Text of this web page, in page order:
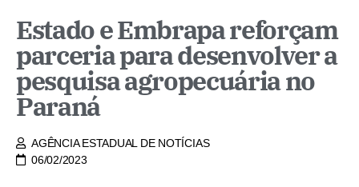
Estado e Embrapa reforçam
parceria para desenvolver a
pesquisa agropecuária no
Paraná
AGÊNCIA ESTADUAL DE NOTÍCIAS
06/02/2023